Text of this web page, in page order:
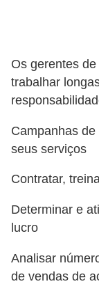
Os gerentes
trabalhar
Campanhas
seus serviços
Contratar,
Determinar e
lucro
Analisar
de vendas de